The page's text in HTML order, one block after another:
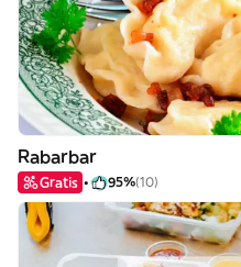
Rabarbar
Gratis 95%(10)